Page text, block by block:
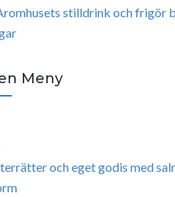
stilldrink och frigör
Meny
och eget godis med